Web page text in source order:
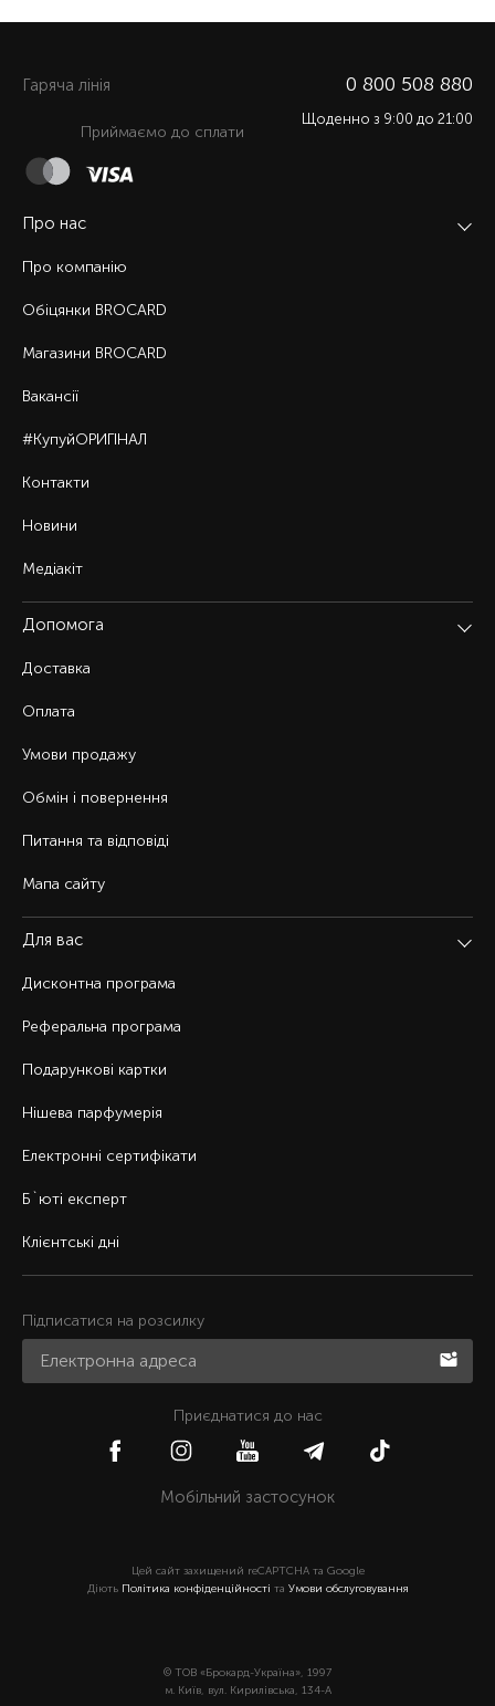
Про нас
Про компанію
Обіцянки BROCARD
Магазини BROCARD
Вакансії
#КупуйОРИГІНАЛ
Контакти
Новини
Медіакіт
Допомога
Доставка
Оплата
Умови продажу
Обмін і повернення
Питання та відповіді
Мапа сайту
Для вас
Дисконтна програма
Реферальна програма
Подарункові картки
Нішева парфумерія
Електронні сертифікати
Б`юті експерт
Клієнтські дні
Гаряча лiнiя 0 800 508 880
Щоденно з 9:00 до 21:00
Приймаємо до сплати
Підписатися на розсилку
Приєднатися до нас
Мобільний застосунок
Цей сайт захищений reCAPTCHA та Google
Діють Політика конфіденційності та Умови обслуговування
© ТОВ «Брокард-Україна», 1997
м. Київ, вул. Кирилівська, 134-А